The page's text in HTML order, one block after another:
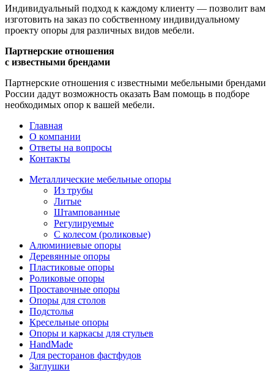
Индивидуальный подход к каждому клиенту — позволит вам
изготовить на заказ по собственному индивидуальному
проекту опоры для различных видов мебели.
Партнерские отношения
с известными брендами
Партнерские отношения с известными мебельными брендами
России дадут возможность оказать Вам помощь в подборе
необходимых опор к вашей мебели.
Главная
О компании
Ответы на вопросы
Контакты
Металлические мебельные опоры
Из трубы
Литые
Штампованные
Регулируемые
С колесом (роликовые)
Алюминиевые опоры
Деревянные опоры
Пластиковые опоры
Роликовые опоры
Проставочные опоры
Опоры для столов
Подстолья
Кресельные опоры
Опоры и каркасы для стульев
HandMade
Для ресторанов фастфудов
Заглушки